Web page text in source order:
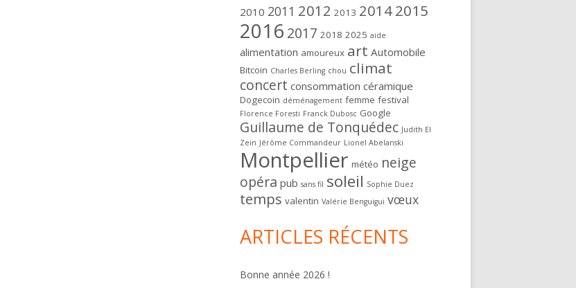
2010 2011 2012 2013 20142015
2016 2017 2018 2025 aide
alimentation amoureux art Automobile
Bitcoin Charles Berling chou climat
concert consommation céramique
Dogecoin déménagement femme festival
Florence Foresti Franck Dubosc Google
Guillaume de Tonquédec Judith El
Zein Jérôme Commandeur Lionel Abelanski
Montpellier météo neige
opéra pub sans fil soleil Sophie Duez
temps valentin Valérie Benguigui vœux
ARTICLES RÉCENTS
Bonne année 2026 !